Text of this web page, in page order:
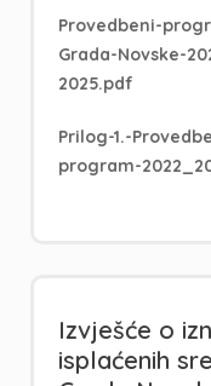
Provedbeni-
Grada-Novske-
2025.pdf
Prilog-1.-
program-
Izvješće o
isplaćenih